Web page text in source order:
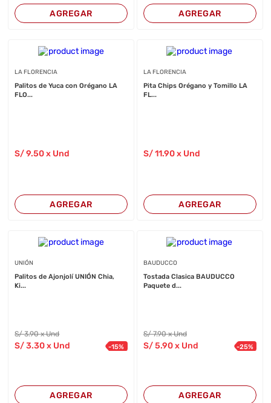
AGREGAR AGREGAR
LA FLORENCIA
Palitos de Yuca con Orégano LA
FLO...
S/9.50 x Und
AGREGAR
LA FLORENCIA
Pita Chips Orégano y Tomillo LA
FL...
S/11.90x Und
AGREGAR
UNIÓN
Palitos de Ajonjolí UNIÓN Chia,
Ki...
S/3.90 x Und
S/3.30 x Und -15%
AGREGAR
BAUDUCCO
Tostada Clasica BAUDUCCO
Paquete d...
S/7.90 x Und
S/5.90x Und -25%
AGREGAR